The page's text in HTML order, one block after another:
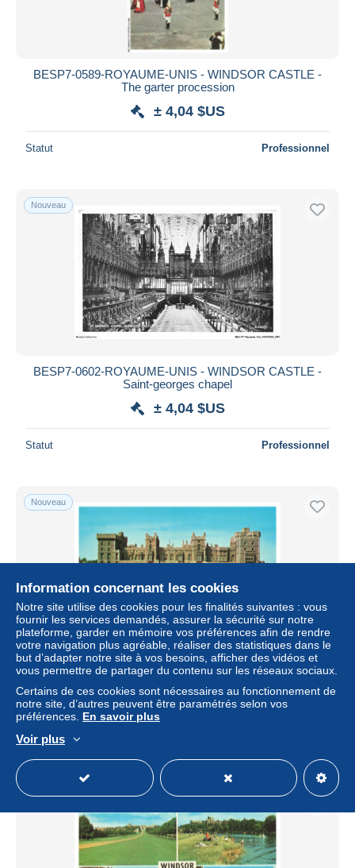
BESP7-0589-ROYAUME-UNIS - WINDSOR CASTLE -
The garter procession
± 4,04 $US
Statut Professionnel
Nouveau
BESP7-0602-ROYAUME-UNIS - WINDSOR CASTLE -
Saint-georges chapel
± 4,04 $US
Statut Professionnel
Nouveau
BESP7-0612-ROYAUME-UNIS - WINDSOR CASTLE -
The east terrace
± 4,04 $US
Statut
Nouveau
Information concernant les cookies
Notre site utilise des cookies pour les finalités suivantes : vous
fournir les services demandés, assurer la sécurité sur notre
plateforme, garder en mémoire vos préférences afin de rendre
votre navigation plus agréable, réaliser des statistiques dans le
but d’adapter notre site à vos besoins, afficher des vidéos et
vous permettre de partager du contenu sur les réseaux sociaux.
Certains de ces cookies sont nécessaires au fonctionnement de
notre site, d’autres peuvent être paramétrés selon vos
préférences. En savoir plus
Voir plus